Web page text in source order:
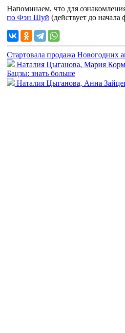
Напоминаем, что для
по Фэн Шуй (действует до начала
Стартовала продажа Новогодних
Наталия Цыганова, Мария
Бацзы: знать больше
Наталия Цыганова, Анна